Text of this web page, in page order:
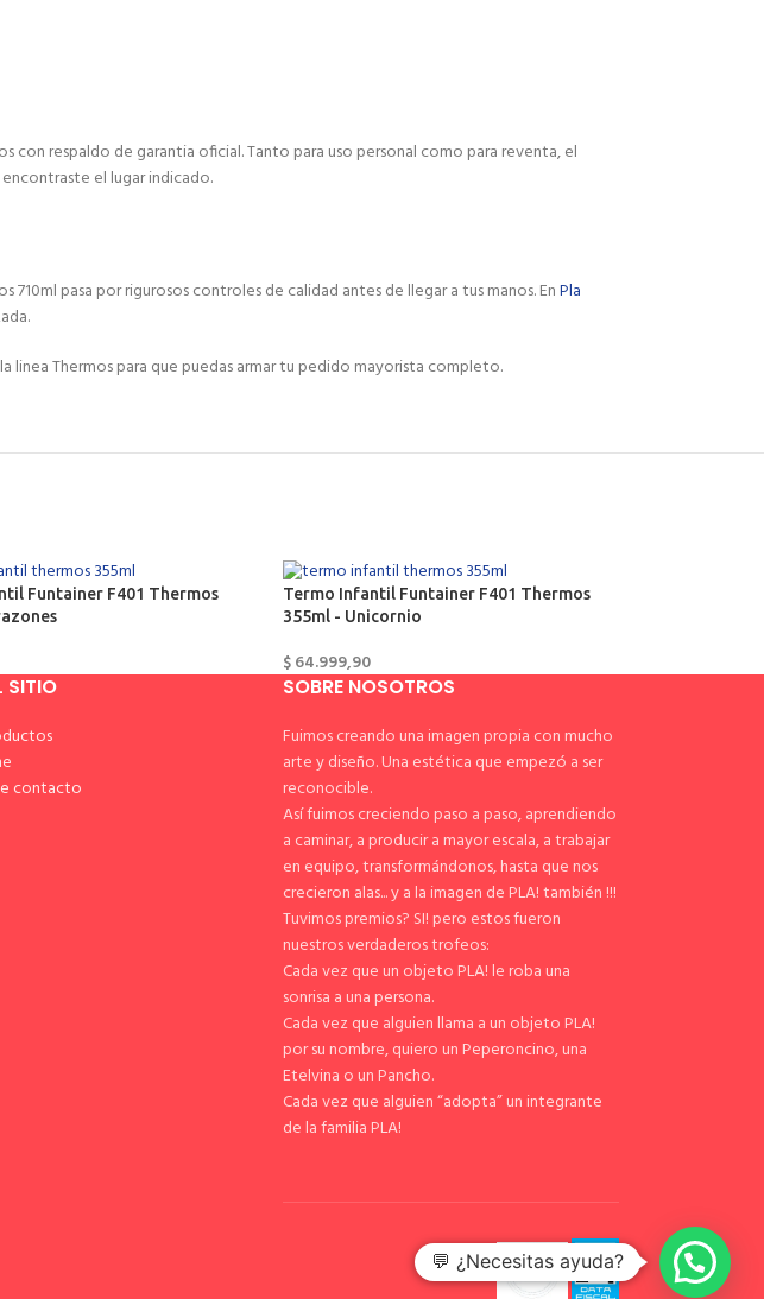
con respaldo de garantia oficial. Tanto para uso personal como para reventa, el
el lugar indicado.
pasa por rigurosos controles de calidad antes de llegar a tus manos. EnPla
Thermos para que puedas armar tu pedido mayorista completo.
Funtainer F401 Thermos
Termo Infantil Funtainer F401 Thermos
355ml - Unicornio
$64.999,90
SITIO
contacto
SOBRE NOSOTROS
Fuimos creando una imagen propia con mucho
arte y diseño. Una estética que empezó a ser
reconocible.
Así fuimos creciendo paso a paso, aprendiendo
a caminar, a producir a mayor escala, a trabajar
en equipo, transformándonos, hasta que nos
crecieron alas... y a la imagen de PLA! también !!!
Tuvimos premios? SI! pero estos fueron
nuestros verdaderos trofeos:
Cada vez que un objeto PLA! le roba una
sonrisa a una persona.
Cada vez que alguien llama a un objeto PLA!
por su nombre, quiero un Peperoncino, una
Etelvina o un Pancho.
Cada vez que alguien “adopta” un integrante
de la familia PLA!
💬 ¿Necesitas ayuda?